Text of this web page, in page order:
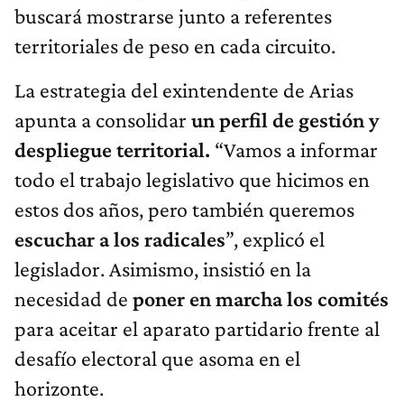
buscará mostrarse junto a referentes
territoriales de peso en cada circuito.
La estrategia del exintendente de Arias
apunta a consolidar un perfil de gestión y
despliegue territorial. “Vamos a informar
todo el trabajo legislativo que hicimos en
estos dos años, pero también queremos
escuchar a los radicales”, explicó el
legislador. Asimismo, insistió en la
necesidad de poner en marcha los comités
para aceitar el aparato partidario frente al
desafío electoral que asoma en el
horizonte.